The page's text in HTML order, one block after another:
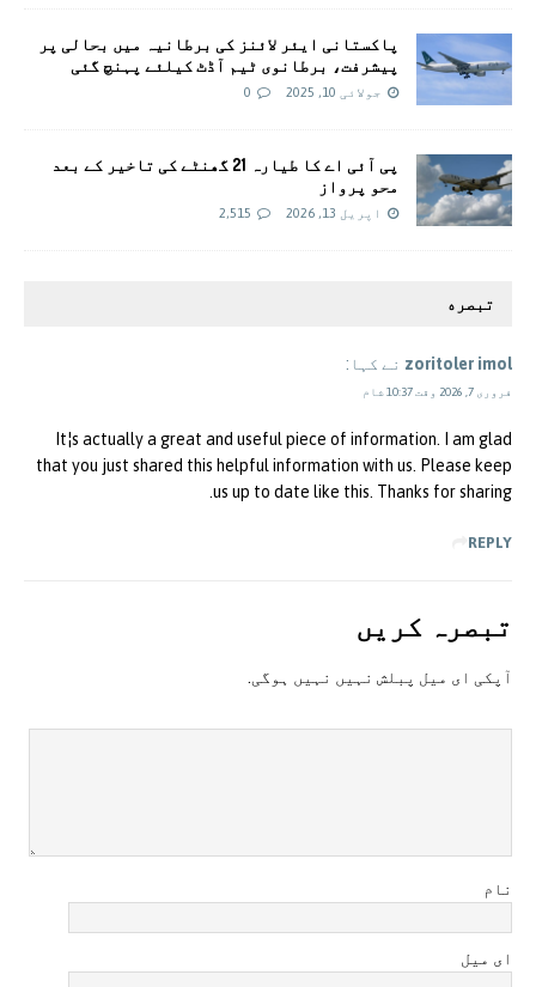
پاکستانی ایئر لائنز کی برطانیہ میں بحالی پر
پیشرفت، برطانوی ٹیم آڈٹ کیلئے پہنچ گئی
جولائی 10, 2025 0
پی آئی اے کا طیارہ 21 گھنٹے کی تاخیر کے بعد
محو پرواز
اپریل 13, 2026 2,515
تبصره
zoritoler imol نے کہا:
فروری 7, 2026 وقت 10:37 شام
It¦s actually a great and useful piece of information. I am glad
that you just shared this helpful information with us. Please keep
us up to date like this. Thanks for sharing.
REPLY
تبصرہ کريں
آپکی ای ميل پبلش نہيں نہيں ہوگی.
نام
ای میل